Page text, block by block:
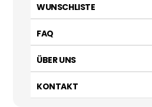
WUNSCHLISTE
FAQ
ÜBER UNS
KONTAKT